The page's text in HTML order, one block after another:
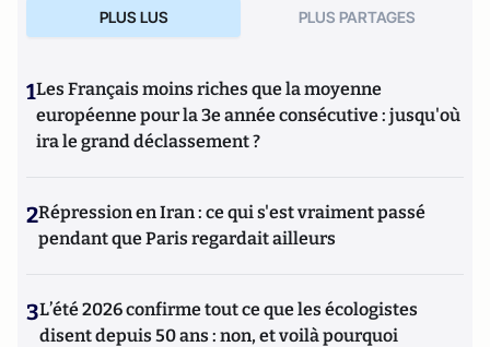
PLUS LUS PLUS PARTAGES
1Les Français moins riches que la moyenne
européenne pour la 3e année consécutive : jusqu'où
ira le grand déclassement ?
2Répression en Iran : ce qui s'est vraiment passé
pendant que Paris regardait ailleurs
3L’été 2026 confirme tout ce que les écologistes
disent depuis 50 ans : non, et voilà pourquoi